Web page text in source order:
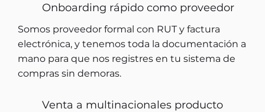
Onboarding rápido como proveedor
Somos proveedor formal con RUT y factura
electrónica, y tenemos toda la documentación a
mano para que nos registres en tu sistema de
compras sin demoras.
Venta a multinacionales producto